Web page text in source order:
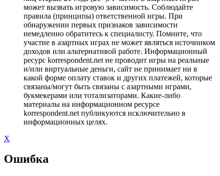
может вызвать игровую зависимость. Соблюдайте
правила (принципы) ответственной игры. При
обнаружении первых признаков зависимости
немедленно обратитесь к специалисту. Помните, что
участие в азартных играх не может являться источником
доходов или альтернативой работе. Информационный
ресурс korrespondent.net не проводит игры на реальные
и/или виртуальные деньги, сайт не принимает ни в
какой форме оплату ставок и других платежей, которые
связаны/могут быть связаны с азартными играми,
букмекерами или тотализаторами. Какие-либо
материалы на информационном ресурсе
korrespondent.net публикуются исключительно в
информационных целях.
X
Ошибка